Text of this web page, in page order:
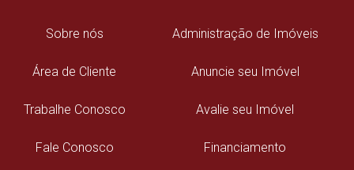
Sobre nós
Área de Cliente
Trabalhe Conosco
Fale Conosco
Administração de Imóveis
Anuncie seu Imóvel
Avalie seu Imóvel
Financiamento